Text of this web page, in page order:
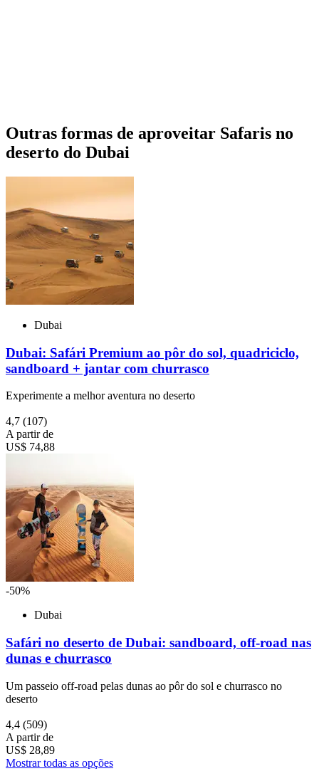
Outras formas de aproveitar Safaris no
deserto do Dubai
Dubai
Dubai: Safári Premium ao pôr do sol, quadriciclo,
sandboard + jantar com churrasco
Experimente a melhor aventura no deserto
4,7 (107)
A partir de
US$ 74,88
-50%
Dubai
Safári no deserto de Dubai: sandboard, off-road nas
dunas e churrasco
Um passeio off-road pelas dunas ao pôr do sol e churrasco no
deserto
4,4 (509)
A partir de
US$ 28,89
Mostrar todas as opções